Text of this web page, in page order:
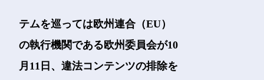
テムを巡っては欧州連合（EU）
の執行機関である欧州委員会が10
月11日、違法コンテンツの排除を